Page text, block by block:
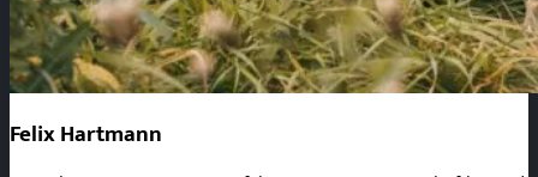
Felix Hartmann